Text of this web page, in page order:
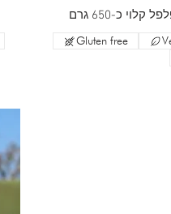
כ-650 גרם
Gluten free